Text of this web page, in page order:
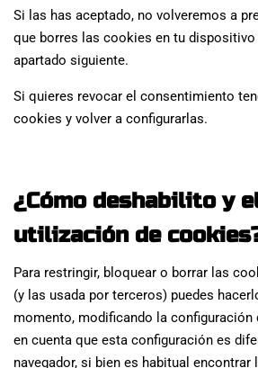
Si las has aceptado, no volveremos a
que borres las cookies en tu dispositivo
apartado siguiente.
Si quieres revocar el consentimiento
cookies y volver a configurarlas.
¿Cómo deshabilito y
utilización de
Para restringir, bloquear o borrar las
(y las usada por terceros) puedes
momento, modificando la configuración
en cuenta que esta configuración es
navegador, si bien es habitual encontrar